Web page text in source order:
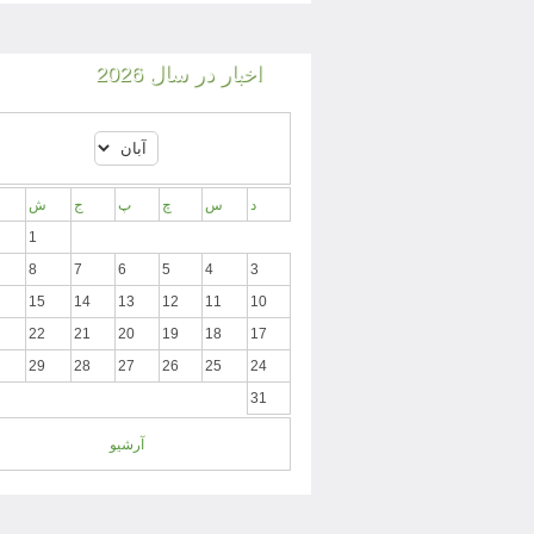
اخبار در سال 2026
د س چ پ ج ش
1
3
4
5
6
7
8
10
11
12
13
14
15
17
18
19
20
21
22
24
25
26
27
28
29
31
آرشیو